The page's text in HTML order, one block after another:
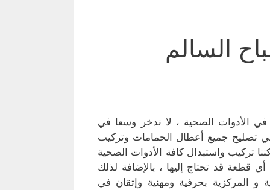
السالم
الصحية ، لا ندخر وسعا في
تصليح جميع أعطال الحمامات وتركيب
تركيب واستبدال كافة الأدوات الصحية
قطعة قد تحتاج إليها ، بالإضافة لذلك
و المركزية بحرفية ومهنية وإتقان في